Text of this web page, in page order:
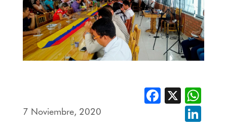
7 Noviembre, 2020
Facebook
X